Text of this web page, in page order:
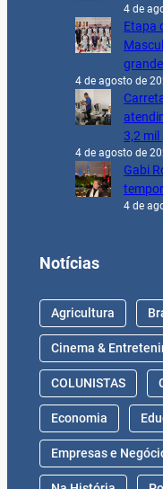
4 de
Etapa
4 de agosto de
3,2
4 de agosto de
Gabi
4 de
Notícias
Agricultura
Cinema &
COLUNISTAS
Economia
Empresas e